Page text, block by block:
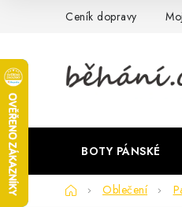
Ceník dopravy
BOTY PÁNSKÉ
DomůOblečení